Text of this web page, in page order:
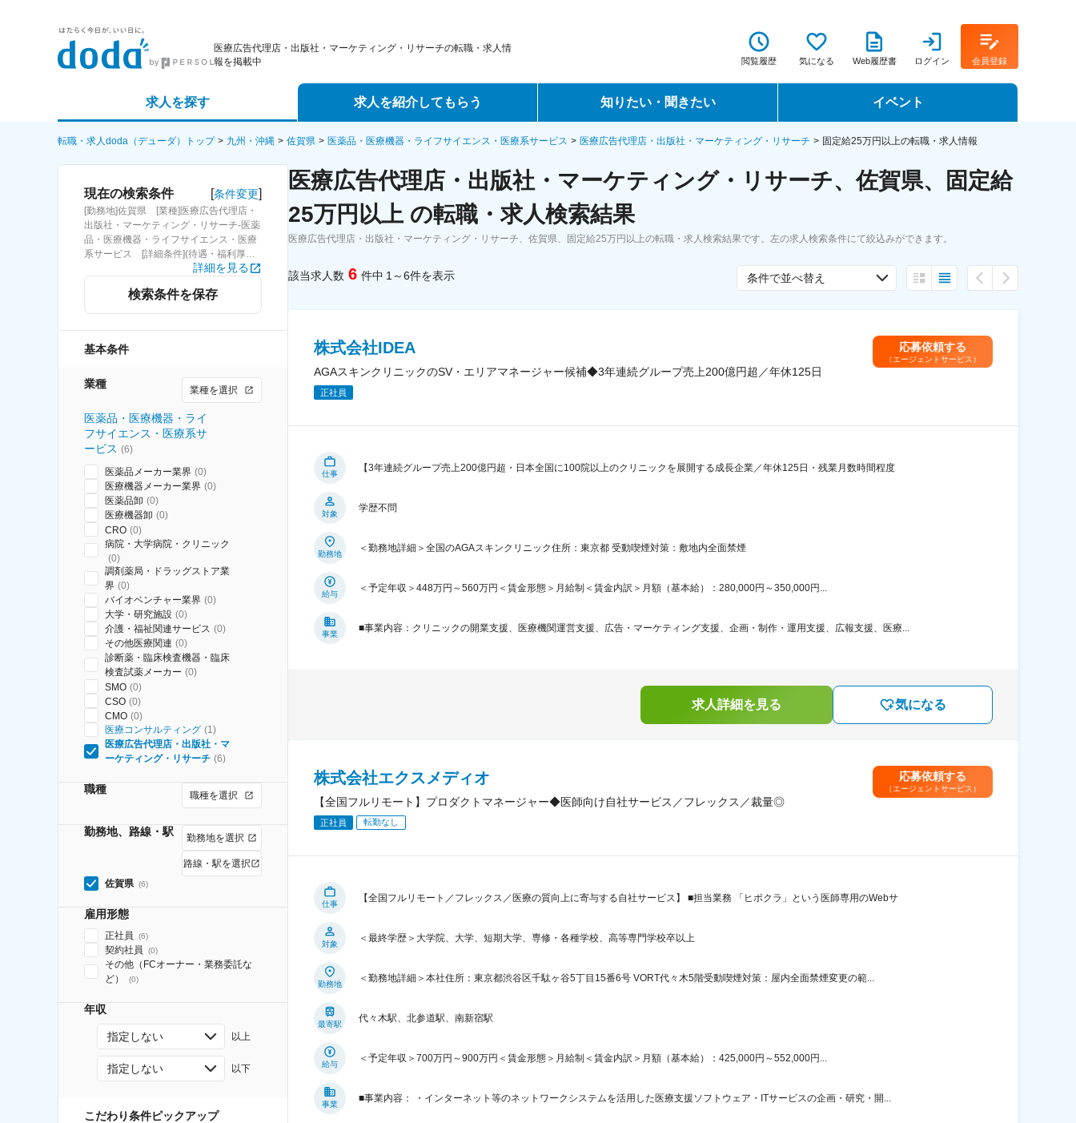
医療広告代理店・出版社・マーケティング・リサーチの転職・求人情
報を掲載中
閲覧履歴 気になる Web履歴書 ログイン 会員登録
求人を探す
詳細条件から探す
求人特集から探す
求人を紹介してもらう
エージェントサービス
スカウトサービス
パートナーエージェントサービス
知りたい・聞きたい
転職ノウハウ
データで見る転職
コラム・インタビュー
イベント
転職イベント・転職セミナー
転職フェア
転職・求人doda（デューダ）トップ 九州・沖縄 佐賀県 医薬品・医療機器・ライフサイエンス・医療系サービス 医療広告代理店・出版社・マーケティング・リサーチ 固定給25万円以上の転職・求人情報
現在の検索条件 [条件変更]
[勤務地]佐賀県 [業種]医療広告代理店・
出版社・マーケティング・リサーチ-医薬
品・医療機器・ライフサイエンス・医療
系サービス [詳細条件](待遇・福利厚生)
詳細を見る
検索条件を保存
基本条件
業種 業種を選択
医薬品・医療機器・ライ
フサイエンス・医療系サ
ービス (6)
医薬品メーカー業界 (0)
医療機器メーカー業界 (0)
医薬品卸 (0)
医療機器卸 (0)
CRO (0)
病院・大学病院・クリニック
(0)
調剤薬局・ドラッグストア業
界 (0)
バイオベンチャー業界 (0)
大学・研究施設 (0)
介護・福祉関連サービス (0)
その他医療関連 (0)
診断薬・臨床検査機器・臨床
検査試薬メーカー (0)
SMO (0)
CSO (0)
CMO (0)
医療コンサルティング (1)
医療広告代理店・出版社・マ
ーケティング・リサーチ (6)
職種 職種を選択
勤務地、路線・駅 勤務地を選択
路線・駅を選択
佐賀県 (6)
雇用形態
正社員 (6)
契約社員 (0)
その他（FCオーナー・業務委託な
ど）
(0)
年収
指定しない 以上
指定しない 以下
こだわり条件ピックアップ
医療広告代理店・出版社・マーケティング・リサーチ、佐賀県、固定給
25万円以上 の転職・求人検索結果
医療広告代理店・出版社・マーケティング・リサーチ、佐賀県、固定給25万円以上の転職・求人検索結果です。左の求人検索条件にて絞込みができます。
該当求人数 6 件中 1～6件を表示 条件で並べ替え
株式会社IDEA
AGAスキンクリニックのSV・エリアマネージャー候補◆3年連続グループ売上200億円超／年休125日
正社員
応募依頼する
（エージェントサービス）
仕事
【3年連続グループ売上200億円超・日本全国に100院以上のクリニックを展開する成長企業／年休125日・残業月数時間程度
対象
学歴不問
勤務地
＜勤務地詳細＞全国のAGAスキンクリニック住所：東京都 受動喫煙対策：敷地内全面禁煙
給与
＜予定年収＞448万円～560万円＜賃金形態＞月給制＜賃金内訳＞月額（基本給）：280,000円～350,000円...
事業
■事業内容：クリニックの開業支援、医療機関運営支援、広告・マーケティング支援、企画・制作・運用支援、広報支援、医療...
求人詳細を見る 気になる
株式会社エクスメディオ
【全国フルリモート】プロダクトマネージャー◆医師向け自社サービス／フレックス／裁量◎
正社員 転勤なし
応募依頼する
（エージェントサービス）
仕事
【全国フルリモート／フレックス／医療の質向上に寄与する自社サービス】 ■担当業務 「ヒポクラ」という医師専用のWebサ
対象
＜最終学歴＞大学院、大学、短期大学、専修・各種学校、高等専門学校卒以上
勤務地
＜勤務地詳細＞本社住所：東京都渋谷区千駄ヶ谷5丁目15番6号 VORT代々木5階受動喫煙対策：屋内全面禁煙変更の範...
最寄駅
代々木駅、北参道駅、南新宿駅
給与
＜予定年収＞700万円～900万円＜賃金形態＞月給制＜賃金内訳＞月額（基本給）：425,000円～552,000円...
事業
■事業内容： ・インターネット等のネットワークシステムを活用した医療支援ソフトウェア・ITサービスの企画・研究・開...